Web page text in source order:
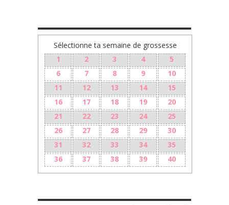
Sélectionne ta semaine de grossesse
1
2 3 4
5
6
7 8 9
10
11
12 13 14
15
16
17 18 19
20
21
22 23 24
25
26
27 28 29
30
31
32 33 34
35
36
37 38 39 40